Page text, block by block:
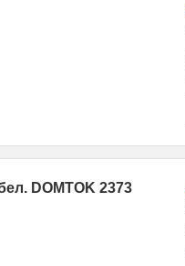
DOMTOK 2373